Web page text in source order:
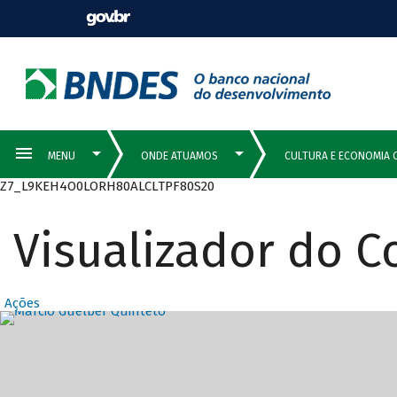
Z7_L9KEH4O0LORH80ALCLTPF80S20
Visualizador do
Ações
Destaques